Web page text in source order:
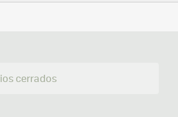
WHATSAPP
cerrados